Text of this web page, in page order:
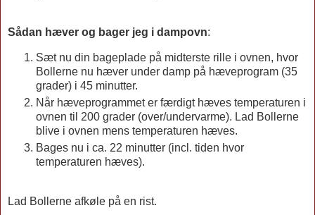
Sådan hæver og bager jeg i dampovn:
Sæt nu din bageplade på midterste rille i ovnen, hvor
Bollerne nu hæver under damp på hæveprogram (35
grader) i 45 minutter.
Når hæveprogrammet er færdigt hæves temperaturen i
ovnen til 200 grader (over/undervarme). Lad Bollerne
blive i ovnen mens temperaturen hæves.
Bages nu i ca. 22 minutter (incl. tiden hvor
temperaturen hæves).
Lad Bollerne afkøle på en rist.